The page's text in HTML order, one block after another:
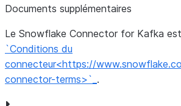
Documents supplémentaires
Le Snowflake Connector for Kafka
`Conditions du
connecteur<https://
connector-terms>`_ .